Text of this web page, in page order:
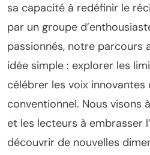
sa capacité à redéfinir le
par un groupe
passionnés, notre parcours
idée simple : explorer les
célébrer les voix
conventionnel. Nous visons
et les lecteurs à embrasser
découvrir de nouvelles